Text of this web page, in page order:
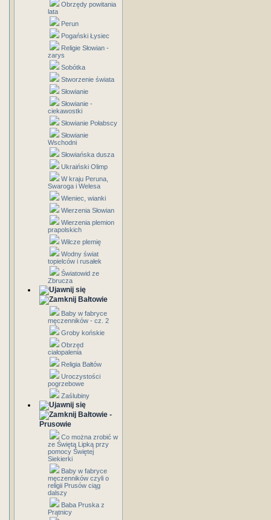
Obrzędy powitania
lata
Perun
Pogański Łysiec
Religie Słowian -
zarys
Sobótka
Stworzenie świata
Słowianie
Słowianie -
ciekawostki
Słowianie Połabscy
Słowianie
Wschodni
Słowiańska dusza
Ukraiński Olimp
W kraju Peruna,
Swaroga i Welesa
Wieniec, wianki
Wierzenia Słowian
Wierzenia plemion
prapolskich
Wilcze plemię
Wodny świat
topielców i rusałek
Światowid ze
Zbrucza
Bałtowie
Baby w fabryce
męczenników - cz. 2
Groby końskie
Obrzęd
ciałopalenia
Religia Bałtów
Uroczystości
pogrzebowe
Zaślubiny
Bałtowie -
Prusowie
Co można zrobić w
ze Świętą Lipką przy
pomocy Świętej
Siekierki
Baby w fabryce
męczenników czyli o
religii Prusów ciąg
dalszy
Baba Pruska z
Prątnicy